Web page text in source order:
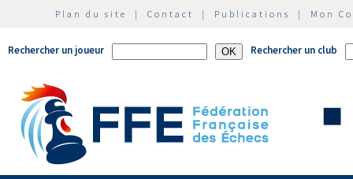
Plan du site | Contact | Publications | Mon
Rechercher un joueur Rechercher un club